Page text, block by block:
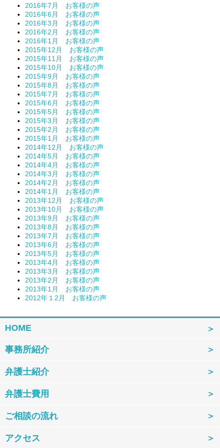
2016年7月 お客様の声
2016年6月 お客様の声
2016年3月 お客様の声
2016年2月 お客様の声
2016年1月 お客様の声
2015年12月 お客様の声
2015年11月 お客様の声
2015年10月 お客様の声
2015年9月 お客様の声
2015年8月 お客様の声
2015年7月 お客様の声
2015年6月 お客様の声
2015年5月 お客様の声
2015年3月 お客様の声
2015年2月 お客様の声
2015年1月 お客様の声
2014年12月 お客様の声
2014年5月 お客様の声
2014年4月 お客様の声
2014年3月 お客様の声
2014年2月 お客様の声
2014年1月 お客様の声
2013年12月 お客様の声
2013年10月 お客様の声
2013年9月 お客様の声
2013年8月 お客様の声
2013年7月 お客様の声
2013年6月 お客様の声
2013年5月 お客様の声
2013年4月 お客様の声
2013年3月 お客様の声
2013年2月 お客様の声
2013年1月 お客様の声
2012年１2月 お客様の声
HOME
事務所紹介
弁護士紹介
弁護士費用
ご相談の流れ
アクセス